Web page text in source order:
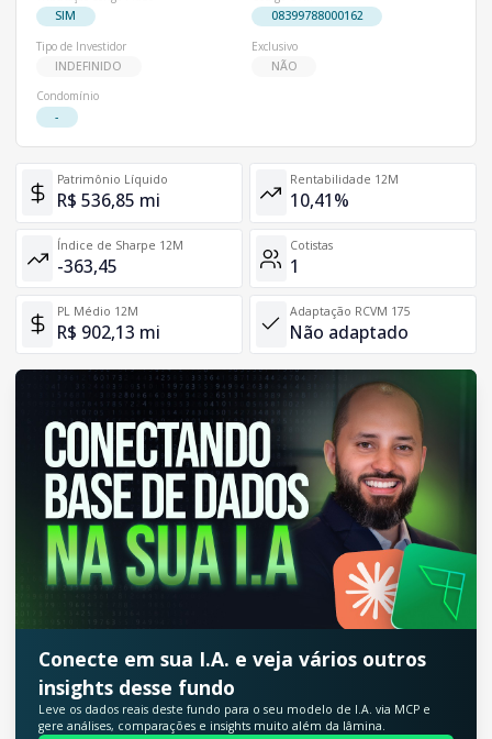
SIM
08399788000162
Tipo de Investidor
INDEFINIDO
Exclusivo
NÃO
Condomínio
-
Patrimônio Líquido
R$ 536,85 mi
Rentabilidade 12M
10,41%
Índice de Sharpe 12M
-363,45
Cotistas
1
PL Médio 12M
R$ 902,13 mi
Adaptação RCVM 175
Não adaptado
Conecte em sua I.A. e veja vários outros
insights desse fundo
Leve os dados reais deste fundo para o seu modelo de I.A. via MCP e
gere análises, comparações e insights muito além da lâmina.